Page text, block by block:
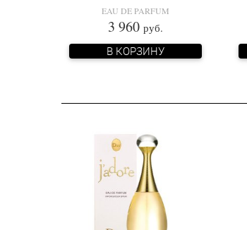
EAU DE PARFUM
3 960 руб.
В КОРЗИНУ